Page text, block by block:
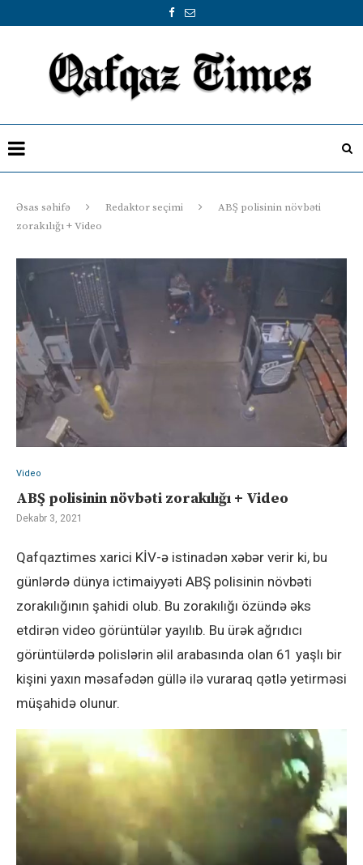
Əsas səhifə Redaktor seçimi
ABŞ polisinin növbəti
zorakılığı + Video
Video
ABŞ polisinin növbəti zorakılığı + Video
Dekabr 3, 2021
Qafqaztimes xarici KİV-ə istinadən xəbər verir ki, bu
günlərdə dünya ictimaiyyəti ABŞ polisinin növbəti
zorakılığının şahidi olub. Bu zorakılığı özündə əks
etdirən video görüntülər yayılıb. Bu ürək ağrıdıcı
görüntülərdə polislərin əlil arabasında olan 61 yaşlı bir
kişini yaxın məsafədən güllə ilə vuraraq qətlə yetirməsi
müşahidə olunur.